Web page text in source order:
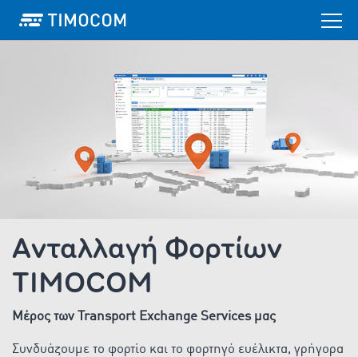
Aνταλλαγή Φορτίων
TIMOCOM
Μέρος των Transport Exchange Services μας
Συνδυάζουμε το φορτίο και το φορτηγό ευέλικτα, γρήγορα